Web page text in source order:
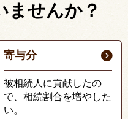
ませんか？
寄与分
被相続人に貢献したの
で、相続割合を増やした
い。